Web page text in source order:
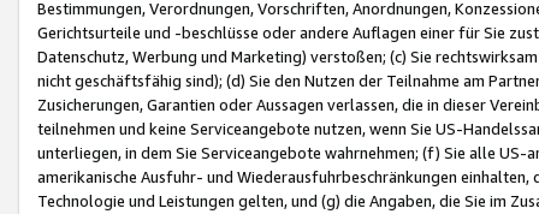
Bestimmungen, Verordnungen, Vorschriften, Anordnungen,
Gerichtsurteile und -beschlüsse oder andere Auflagen einer für Sie
Datenschutz, Werbung und Marketing) verstoßen; (c) Sie
nicht geschäftsfähig sind); (d) Sie den Nutzen der Teilnahme am
Zusicherungen, Garantien oder Aussagen verlassen, die in dieser
teilnehmen und keine Serviceangebote nutzen, wenn Sie US-
unterliegen, in dem Sie Serviceangebote wahrnehmen; (f) Sie alle
amerikanische Ausfuhr- und Wiederausfuhrbeschränkungen
Technologie und Leistungen gelten, und (g) die Angaben, die Sie im